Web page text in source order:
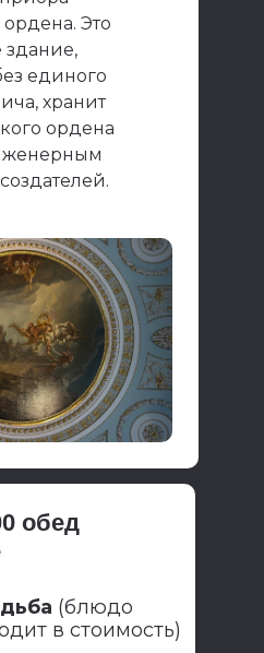
(блюдо
в стоимость)
обед
Это
здание,
единого
хранит
ордена